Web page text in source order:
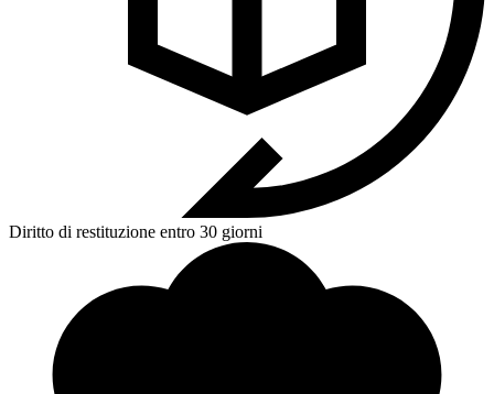
Diritto di restituzione entro 30 giorni